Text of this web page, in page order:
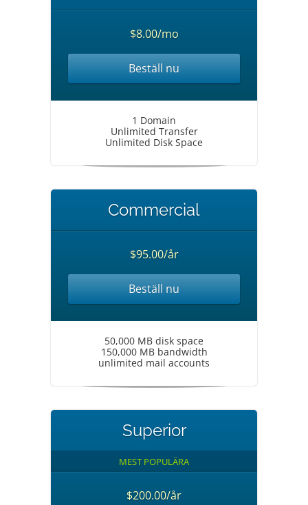
$8.00/mo
Beställ nu
1 Domain
Unlimited Transfer
Unlimited Disk Space
Commercial
$95.00/år
Beställ nu
50,000 MB disk space
150,000 MB bandwidth
unlimited mail accounts
Superior
MEST POPULÄRA
$200.00/år